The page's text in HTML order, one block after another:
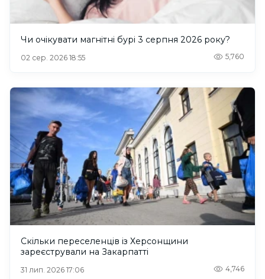
Чи очікувати магнітні бурі 3 серпня 2026 року?
02 сер. 2026 18:55 5,760
Скільки переселенців із Херсонщини
зареєстрували на Закарпатті
31 лип. 2026 17:06 4,746